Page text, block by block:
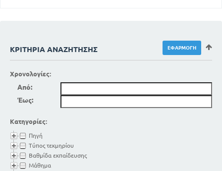
ΚΡΙΤΉΡΙΑ ΑΝΑΖΉΤΗΣΗΣ
Χρονολογίες:
Από:
Έως:
Κατηγορίες:
Πηγή
Τύπος τεκμηρίου
Βαθμίδα εκπαίδευσης
Μάθημα